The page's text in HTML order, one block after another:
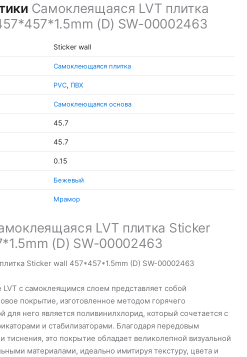
LVT плитка Sticker
(D) SW-00002463
Sticker wall 457*457*1.5mm (D) SW-00002463
с самоклеящимся слоем представляет собой
покрытие, изготовленное методом горячего
для него является поливинилхлорид, который сочетается с
и стабилизаторами. Благодаря передовым
тиснения, это покрытие обладает великолепной визуальной
материалами, идеально имитируя текстуру, цвета и
Самоклеящаяся LVT плитка
(D) SW-00002463
Sticker wall
Cамоклеющаяся плитка
PVC, ПВХ
Самоклеющаяся основа
45.7
45.7
0.15
Бежевый
Мрамор